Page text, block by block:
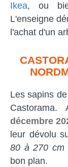
Ikea, ou
L'enseigne
l'achat d'un
Les sapins
décembre
leur dévolu
80 à 270 cm
bon plan.